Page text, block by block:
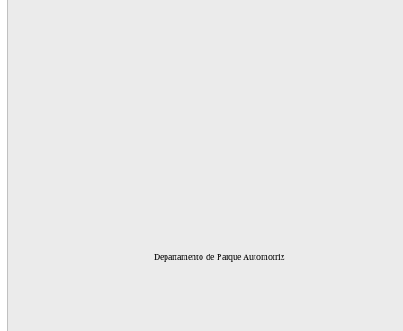
Departamento de Parque Automotriz